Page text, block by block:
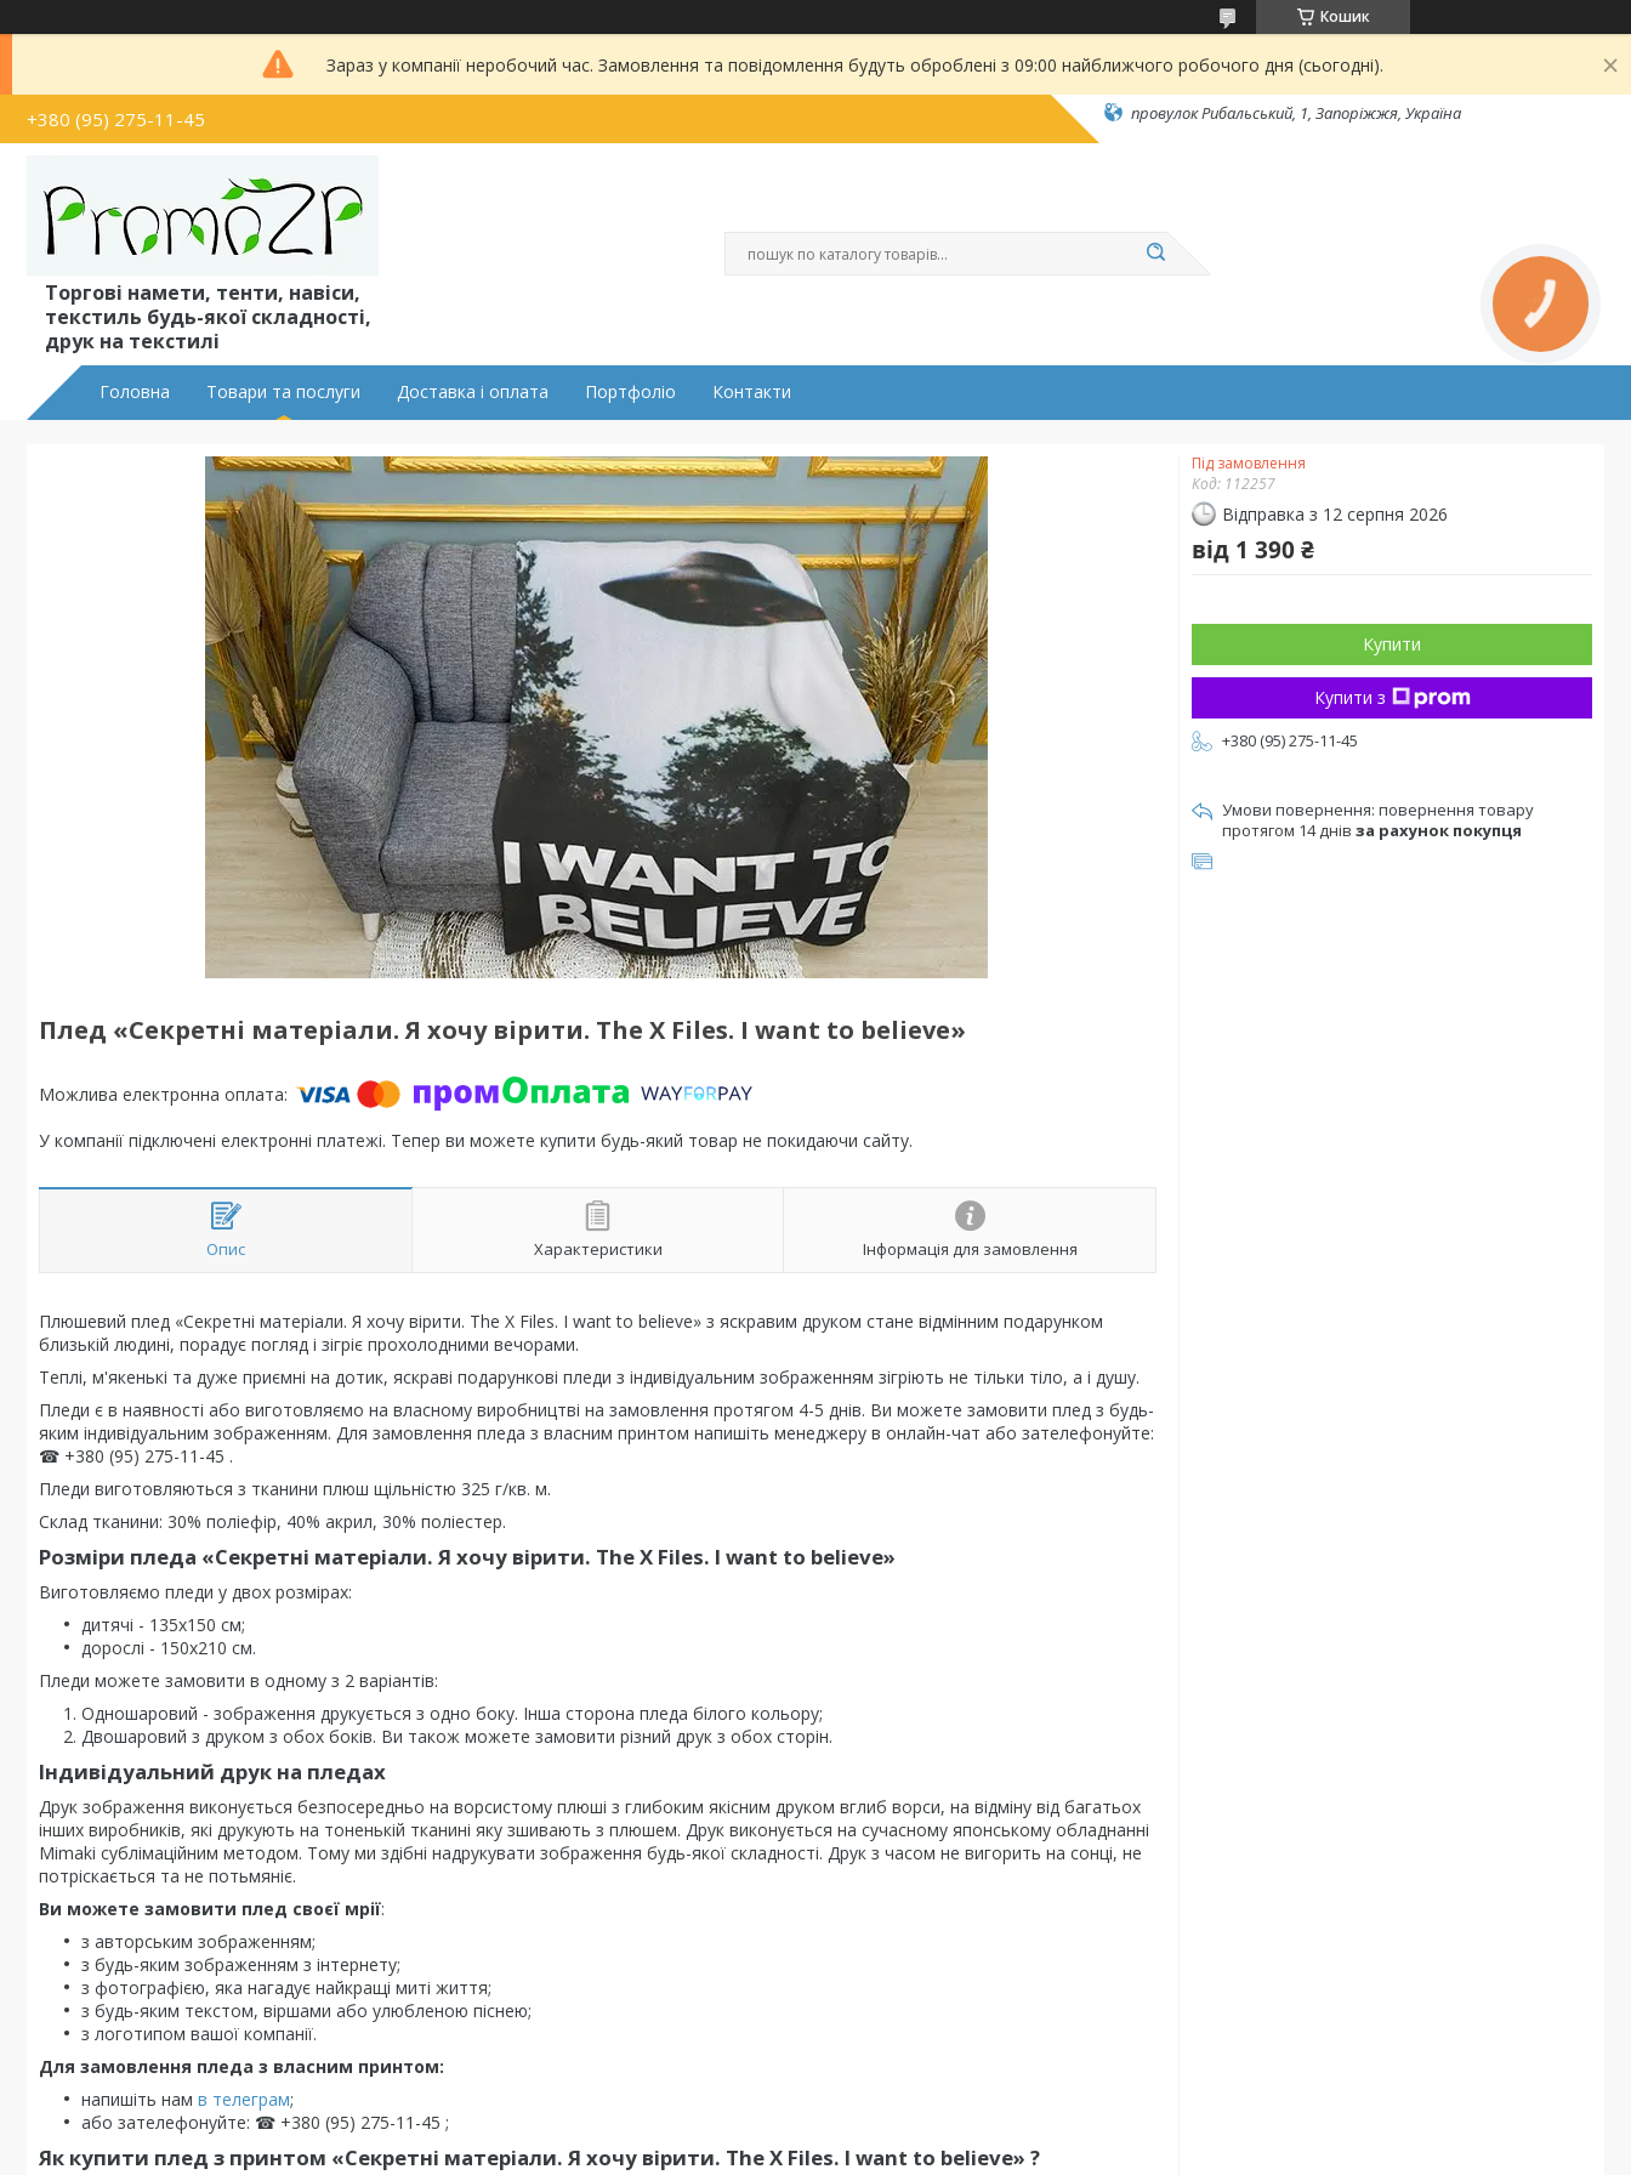
Кошик
Зараз у компанії неробочий час. Замовлення та повідомлення будуть оброблені з 09:00 найближчого робочого дня (сьогодні).
+380 (95) 275-11-45 провулок Рибальський, 1, Запоріжжя, Україна
Торгові намети, тенти, навіси,
текстиль будь-якої складності,
друк на текстилі
Головна Товари та послуги Доставка і оплата Портфоліо Контакти
Плед «Секретні матеріали. Я хочу вірити. The X Files. I want to believe»
У компанії підключені електронні платежі. Тепер ви можете купити будь-який товар не покидаючи сайту.
Опис Характеристики Інформація для замовлення
Плюшевий плед «Секретні матеріали. Я хочу вірити. The X Files. I want to believe» з яскравим друком стане відмінним подарунком
близькій людині, порадує погляд і зігріє прохолодними вечорами.
Теплі, м'якенькі та дуже приємні на дотик, яскраві подарункові пледи з індивідуальним зображенням зігріють не тільки тіло, а і душу.
Пледи є в наявності або виготовляємо на власному виробництві на замовлення протягом 4-5 днів. Ви можете замовити плед з будь-
яким індивідуальним зображенням. Для замовлення пледа з власним принтом напишіть менеджеру в онлайн-чат або зателефонуйте:
☎ +380 (95) 275-11-45 .
Пледи виготовляються з тканини плюш щільністю 325 г/кв. м.
Склад тканини: 30% поліефір, 40% акрил, 30% поліестер.
Розміри пледа «Секретні матеріали. Я хочу вірити. The X Files. I want to believe»
Виготовляємо пледи у двох розмірах:
дитячі - 135х150 см;
дорослі - 150х210 см.
Пледи можете замовити в одному з 2 варіантів:
Одношаровий - зображення друкується з одно боку. Інша сторона пледа білого кольору;
Двошаровий з друком з обох боків. Ви також можете замовити різний друк з обох сторін.
Індивідуальний друк на пледах
Друк зображення виконується безпосередньо на ворсистому плюші з глибоким якісним друком вглиб ворси, на відміну від багатьох
інших виробників, які друкують на тоненькій тканині яку зшивають з плюшем. Друк виконується на сучасному японському обладнанні
Mimaki сублімаційним методом. Тому ми здібні надрукувати зображення будь-якої складності. Друк з часом не вигорить на сонці, не
потріскається та не потьмяніє.
Ви можете замовити плед своєї мрії:
з авторським зображенням;
з будь-яким зображенням з інтернету;
з фотографією, яка нагадує найкращі миті життя;
з будь-яким текстом, віршами або улюбленою піснею;
з логотипом вашої компанії.
Для замовлення пледа з власним принтом:
напишіть нам в телеграм;
або зателефонуйте: ☎ +380 (95) 275-11-45 ;
Як купити плед з принтом «Секретні матеріали. Я хочу вірити. The X Files. I want to believe» ?
Під замовлення
Код: 112257
Відправка з 12 серпня 2026
від 1 390 ₴
Купити
Купити з
+380 (95) 275-11-45
повернення товару
протягом 14 днів за рахунок покупця